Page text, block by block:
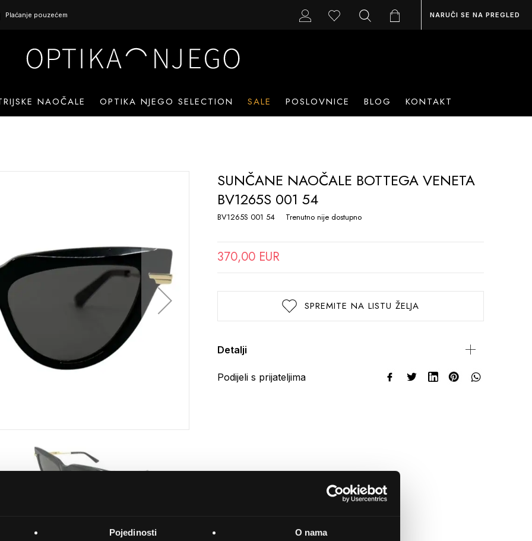
Pojedinosti O nama
Plaćanje pouzećem NARUČI SE NA PREGLED
NAOČALE OPTIKA NJEGO SELECTION SALE POSLOVNICE BLOG KONTAKT
SUNČANE NAOČALE BOTTEGA VENETA
BV1265S 001 54
BV1265S 001 54 Trenutno nije dostupno
370,00 EUR
SPREMITE NA LISTU ŽELJA
Detalji
Podijeli s prijateljima